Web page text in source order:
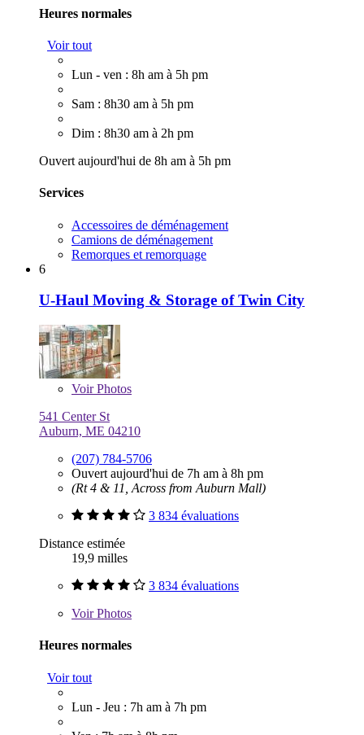
Heures normales
Voir tout
Lun - ven : 8h am à 5h pm
Sam : 8h30 am à 5h pm
Dim : 8h30 am à 2h pm
Ouvert aujourd'hui de 8h am à 5h pm
Services
Accessoires de déménagement
Camions de déménagement
Remorques et remorquage
6
U-Haul Moving & Storage of Twin City
VoirPhotos
541 Center St
Auburn, ME 04210
(207) 784-5706
Ouvert aujourd'hui de 7h am à 8h pm
(Rt 4 & 11, Across from Auburn Mall)
3 834 évaluations
Distance estimée
19,9 milles
3 834 évaluations
VoirPhotos
Heures normales
Voir tout
Lun - Jeu : 7h am à 7h pm